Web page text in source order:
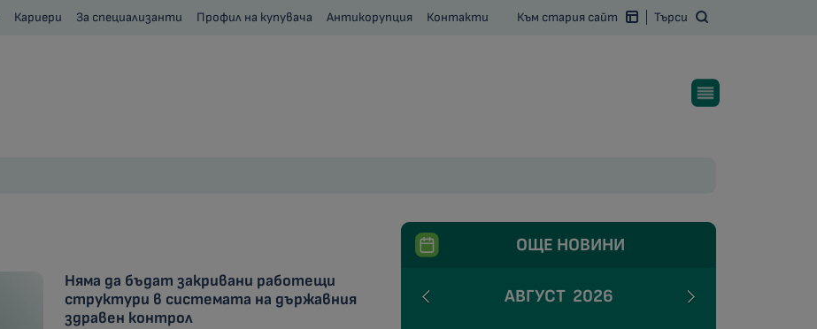
Кариери За специализанти Профил на купувача Антикорупция Контакти Към стария сайт Търси
Няма да бъдат закривани работещи
структури в системата на държавния
здравен контрол
ОЩЕ НОВИНИ
АВГУСТ 2026